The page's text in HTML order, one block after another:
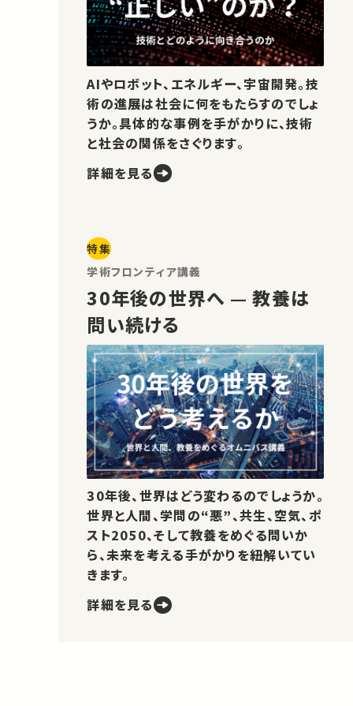
AIやロボット、エネルギー、宇宙開発。技
術の進展は社会に何をもたらすのでしょ
うか。具体的な事例を手がかりに、技術
と社会の関係をさぐります。
詳細を見る
特集
学術フロンティア講義
30年後の世界へ — 教養は
問い続ける
30年後、世界はどう変わるのでしょうか。
世界と人間、学問の“悪”、共生、空気、ポ
スト2050、そして教養をめぐる問いか
ら、未来を考える手がかりを紐解いてい
きます。
詳細を見る